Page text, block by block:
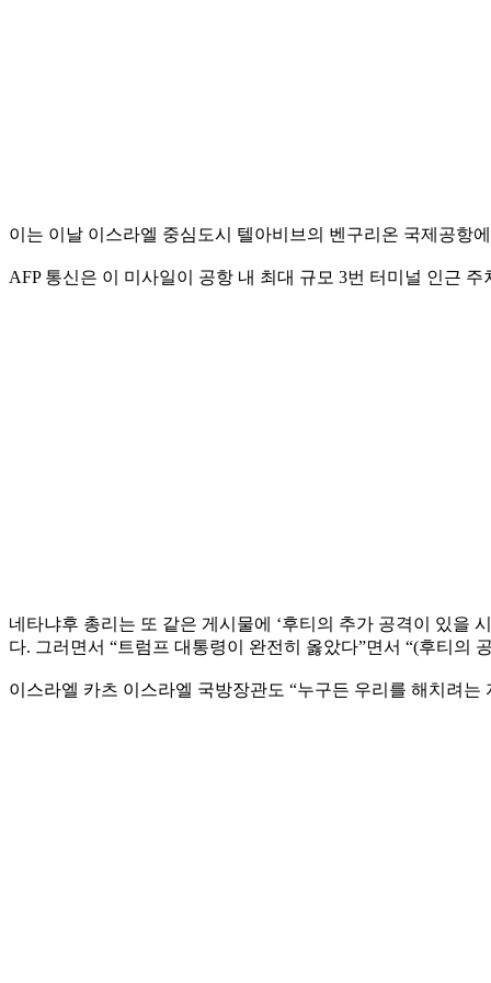
이는 이날 이스라엘 중심도시 텔아비브의 벤구리온 국제공항
AFP 통신은 이 미사일이 공항 내 최대 규모 3번 터미널 인근
네타냐후 총리는 또 같은 게시물에 ‘후티의 추가 공격이 있을
다. 그러면서 “트럼프 대통령이 완전히 옳았다”면서 “(후티의
이스라엘 카츠 이스라엘 국방장관도 “누구든 우리를 해치려